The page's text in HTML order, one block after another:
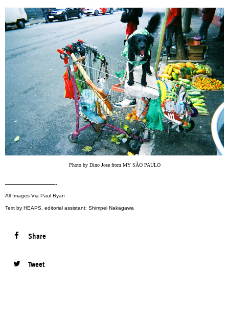
Photo by Dino Jose from MY SÃO PAULO
———————-
All Images Via Paul Ryan
Text by HEAPS, editorial assistant: Shimpei Nakagawa
Share
Tweet